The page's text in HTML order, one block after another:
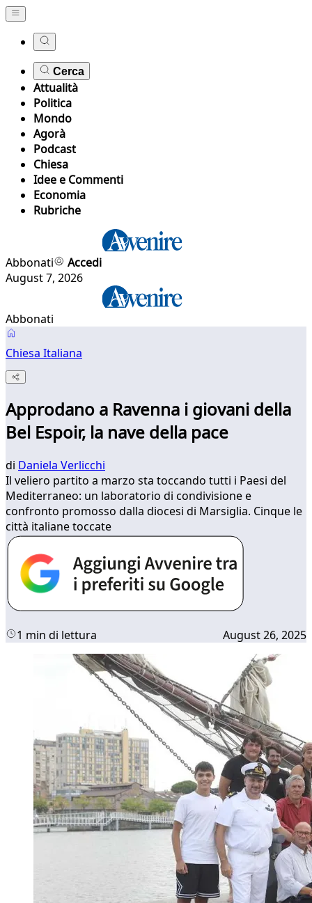
Cerca
Attualità
Politica
Mondo
Agorà
Podcast
Chiesa
Idee e Commenti
Economia
Rubriche
Abbonati
Accedi
August 7, 2026
Abbonati
Chiesa Italiana
Approdano a Ravenna i giovani della
Bel Espoir, la nave della pace
di Daniela Verlicchi
Il veliero partito a marzo sta toccando tutti i Paesi del
Mediterraneo: un laboratorio di condivisione e
confronto promosso dalla diocesi di Marsiglia. Cinque le
città italiane toccate
1 min di lettura August 26, 2025